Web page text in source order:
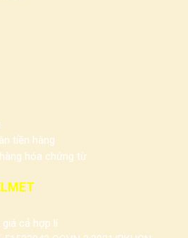
tiền hàng
hóa chứng từ
cả hợp lí